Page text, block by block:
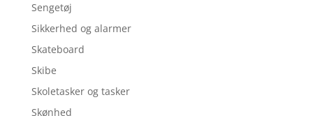
Sengetøj
Sikkerhed og alarmer
Skateboard
Skibe
Skoletasker og tasker
Skønhed